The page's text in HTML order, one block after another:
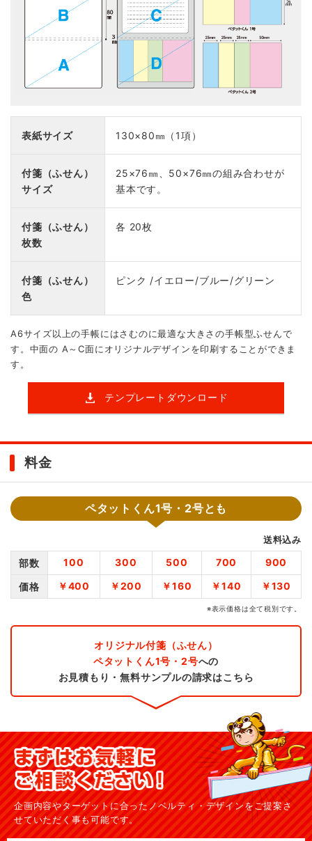
表紙サイズ 130×80㎜（1項）
付箋（ふせん）
サイズ
25×76㎜、50×76㎜の組み合わせが
基本です。
付箋（ふせん）
枚数
各 20枚
付箋（ふせん）
色
ピンク /イエロー/ブルー/グリーン
A6サイズ以上の手帳にはさむのに最適な大きさの手帳型ふせんで
す。中面の A～C面にオリジナルデザインを印刷することができま
す。
テンプレートダウンロード
料金
ペタットくん1号・2号とも
送料込み
部数 100 300 500 700 900
価格 ￥400 ￥200 ￥160 ￥140 ￥130
※表示価格は全て税別です。
オリジナル付箋（ふせん）
ペタットくん1号・2号への
お見積もり・無料サンプルの請求はこちら
企画内容やターゲットに合ったノベルティ・デザインをご提案さ
せていただく事も可能です。